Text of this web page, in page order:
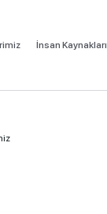
İnsan Kaynakları